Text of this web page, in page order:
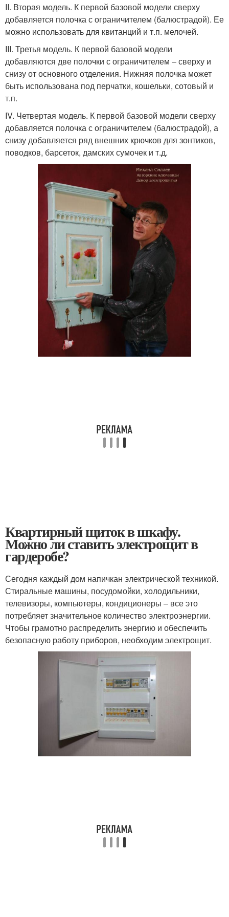
II. Вторая модель. К первой базовой модели сверху
добавляется полочка с ограничителем (балюстрадой). Ее
можно использовать для квитанций и т.п. мелочей.
III. Третья модель. К первой базовой модели
добавляются две полочки с ограничителем – сверху и
снизу от основного отделения. Нижняя полочка может
быть использована под перчатки, кошельки, сотовый и
т.п.
IV. Четвертая модель. К первой базовой модели сверху
добавляется полочка с ограничителем (балюстрадой), а
снизу добавляется ряд внешних крючков для зонтиков,
поводков, барсеток, дамских сумочек и т.д.
Квартирный щиток в шкафу.
Можно ли ставить электрощит в
гардеробе?
Сегодня каждый дом напичкан электрической техникой.
Стиральные машины, посудомойки, холодильники,
телевизоры, компьютеры, кондиционеры – все это
потребляет значительное количество электроэнергии.
Чтобы грамотно распределить энергию и обеспечить
безопасную работу приборов, необходим электрощит.